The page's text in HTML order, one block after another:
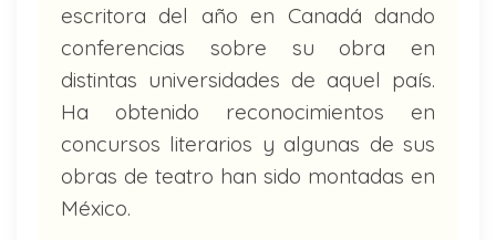
escritora del año en Canadá dando
conferencias sobre su obra en
distintas universidades de aquel país.
Ha obtenido reconocimientos en
concursos literarios y algunas de sus
obras de teatro han sido montadas en
México.